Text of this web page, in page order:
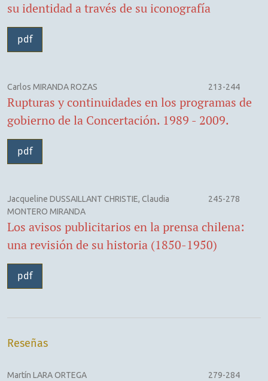
su identidad a través de su iconografía
pdf
Carlos MIRANDA ROZAS 213-244
Rupturas y continuidades en los programas de
gobierno de la Concertación. 1989 - 2009.
pdf
Jacqueline DUSSAILLANT CHRISTIE, Claudia
MONTERO MIRANDA
245-278
Los avisos publicitarios en la prensa chilena:
una revisión de su historia (1850-1950)
pdf
Reseñas
Martín LARA ORTEGA 279-284